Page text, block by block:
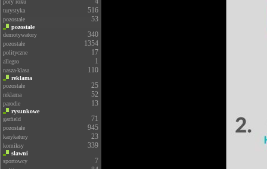
pory roku
turystyka 516
pozostałe 53
pozostałe
demotywatory
340
pozostałe 1354
polityczne 17
allegro 1
nasza-klasa 110
reklama
pozostałe
25
reklama 52
parodie 13
rysunkowe
garfield
71
pozostałe 945
karykatury 23
komiksy 339
sławni
sportowcy
7